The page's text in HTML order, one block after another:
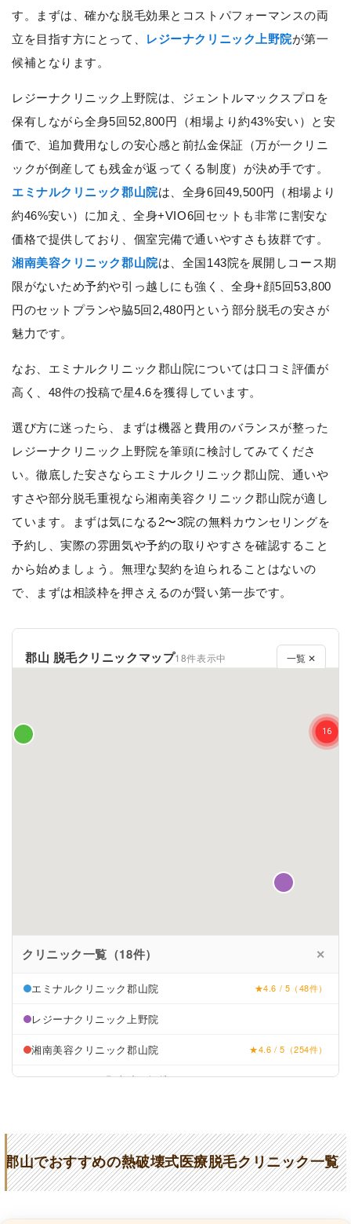
す。まずは、確かな脱毛効果とコストパフォーマンスの両
立を目指す方にとって、
レジーナクリニック上野院が第一
候補となります。
レジーナクリニック上野院は、ジェントルマックスプロを
保有しながら全身5回52,800円（相場より約43%安い）と安
価で、追加費用なしの安心感と前払金保証（万が一クリニ
ックが倒産しても残金が返ってくる制度）が決め手です。
エミナルクリニック郡山院は、全身6回49,500円（相場より
約46%安い）に加え、全身+VIO6回セットも非常に割安な
価格で提供しており、個室完備で通いやすさも抜群です。
湘南美容クリニック郡山院は、全国143院を展開しコース期
限がないため予約や引っ越しにも強く、全身+顔5回53,800
円のセットプランや脇5回2,480円という部分脱毛の安さが
魅力です。
なお、エミナルクリニック郡山院については口コミ評価が
高く、48件の投稿で星4.6を獲得しています。
選び方に迷ったら、まずは機器と費用のバランスが整った
レジーナクリニック上野院を筆頭に検討してみてくださ
い。徹底した安さならエミナルクリニック郡山院、通いや
すさや部分脱毛重視なら湘南美容クリニック郡山院が適し
ています。まずは気になる2〜3院の無料カウンセリングを
予約し、実際の雰囲気や予約の取りやすさを確認すること
から始めましょう。無理な契約を迫られることはないの
で、まずは相談枠を押さえるのが賢い第一歩です。
郡山 脱毛クリニックマップ18件表示中 一覧 ✕
クリニック一覧（18件） ✕
エミナルクリニック郡山院 ★4.6 / 5（48件）
レジーナクリニック上野院
湘南美容クリニック郡山院 ★4.6 / 5（254件）
リゼクリニック郡山院（提携：
城本クリニック郡山院 ★4.7 / 5（388件）
コスモス皮膚科内科クリニック ★2.2 / 5（83件）
郡山でおすすめの熱破壊式医療脱毛クリニック一覧